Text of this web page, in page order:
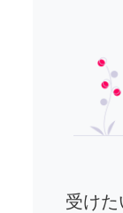
受け